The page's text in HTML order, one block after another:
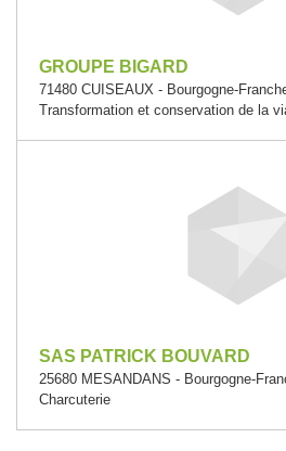
GROUPE BIGARD
71480 CUISEAUX - Bourgogne-
Transformation et conservation de la
SAS PATRICK BOUVARD
25680 MESANDANS - Bourgogne-
Charcuterie